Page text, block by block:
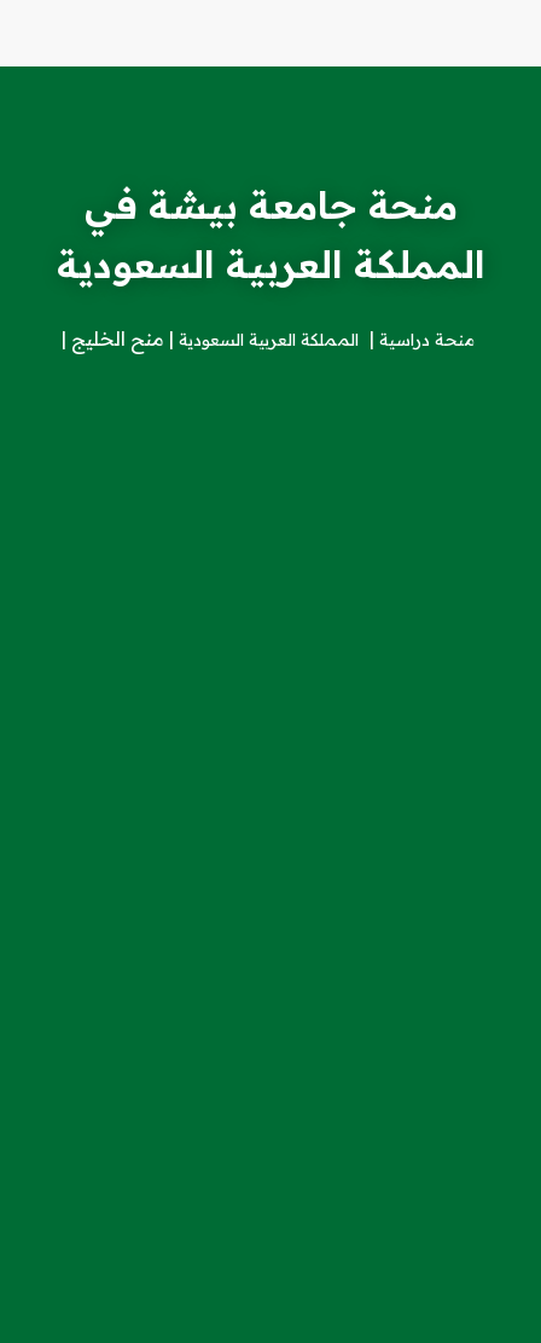
منحة جامعة بيشة في
المملكة العربية السعودية
منحة دراسية المملكة العربية السعودية منح الخليج